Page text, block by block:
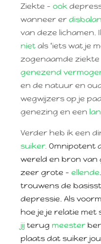
Ziekte –ook
wanneer er
van deze lichamen.
nietals ‘iets wat je
zogenaamde
genezend
en de natuur en
wegwijzers op je
genezing en een
Verder heb ik een
suiker.Omnipotent
wereld en bron van
zeer grote –ellende
trouwens de
depressie. Als
hoe je je relatie
jijterug meester
plaats dat suiker